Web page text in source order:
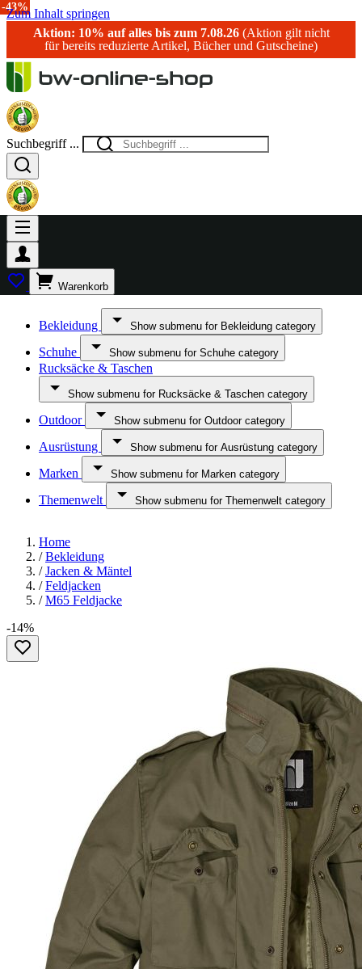
Zum Inhalt springen
Aktion: 10% auf alles bis zum 7.08.26(Aktion gilt nicht
für bereits reduzierte Artikel, Bücher und Gutscheine)
Suchbegriff ...
Warenkorb
Bekleidung Show submenu for Bekleidung category
Schuhe Show submenu for Schuhe category
Rucksäcke & Taschen
Show submenu for Rucksäcke & Taschen category
Outdoor Show submenu for Outdoor category
Ausrüstung Show submenu for Ausrüstung category
Marken Show submenu for Marken category
Themenwelt Show submenu for Themenwelt category
Home
/ Bekleidung
/ Jacken & Mäntel
/ Feldjacken
/ M65 Feldjacke
-14%
-15%
-43%
-30%
-30%
-43%